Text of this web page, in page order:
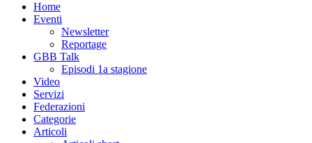
Home
Eventi
Newsletter
Reportage
GBB Talk
Episodi 1a stagione
Video
Servizi
Federazioni
Categorie
Articoli